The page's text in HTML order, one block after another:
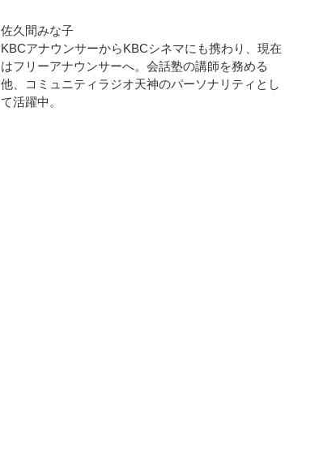
佐久間みな子
KBCアナウンサーからKBCシネマにも携わり、現在
はフリーアナウンサーへ。会話塾の講師を務める
他、コミュニティラジオ天神のパーソナリティとし
て活躍中。